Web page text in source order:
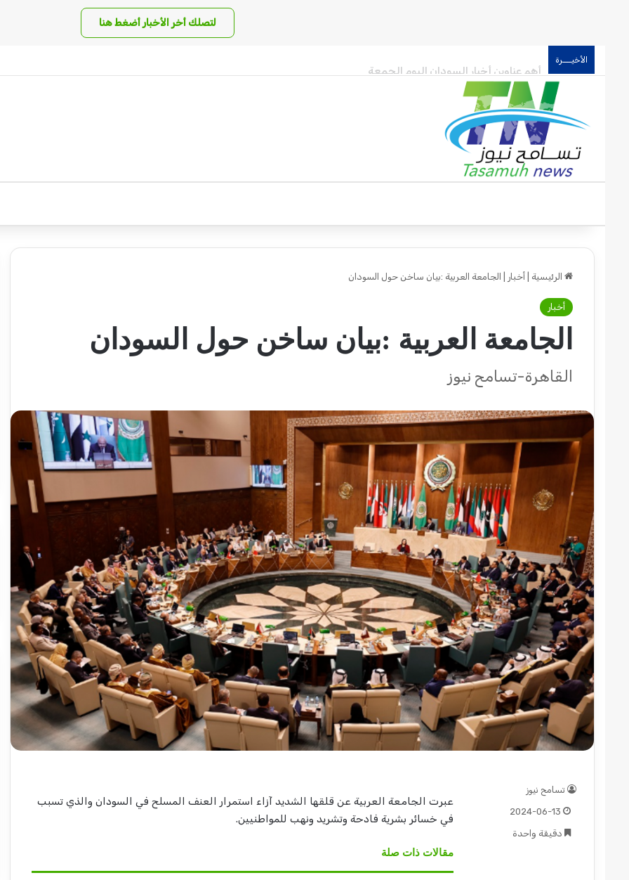
لتصلك أخر الأخبار أضغط هنا
الأخيـــرة
الرئيسية أخبار الجامعة العربية :بيان ساخن حول السودان
أخبار
الجامعة العربية :بيان ساخن حول السودان
القاهرة-تسامح نيوز
عبرت الجامعة العربية عن قلقها الشديد آزاء استمرار العنف المسلح في السودان والذي تسبب
في خسائر بشرية فادحة وتشريد ونهب للمواطنيين.
مقالات ذات صلة
تسامح نيوز
2024-06-13
دقيقة واحدة
السريع قطاع ولاية شرق
عبد
الماجد
عبد
الكهرباء..
(تحقيقات
مرتقبة..
2026-08-03
عبد الماجد عبد الحميد يكتب: مشاكل
الكهرباء.. (تحقيقات وتغييرات) مرتقبة..
إعتداء
على
ناشطة
بيوغندا..